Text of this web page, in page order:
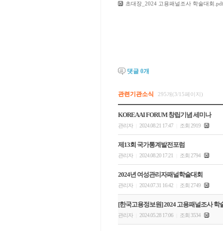
초대장_2024 고용패널조사 학술대회
댓글 0개
관련기관소식 295개(3/15페이지)
KOREA AI FORUM 창립기념 세미나
관리자 2024.08.21 17:47 조회 2919
제13회 국가통계발전포럼
관리자 2024.08.20 17:21 조회 2794
2024년 여성관리자패널학술대회
관리자 2024.07.31 16:42 조회 2749
[한국고용정보원] 2024 고용패널조사 학
관리자 2024.05.28 17:06 조회 3534